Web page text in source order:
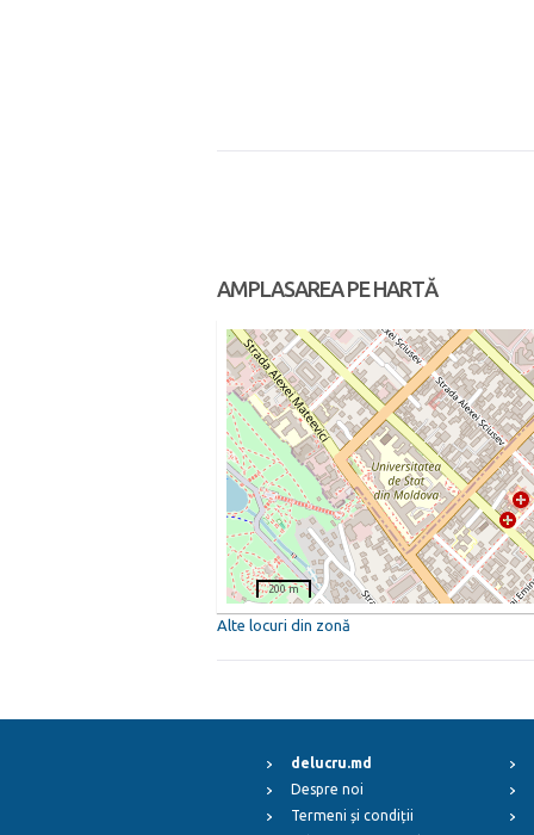
AMPLASAREA PE HARTĂ
200 m
Alte locuri din zonă
delucru.md
Despre noi
Termeni și condiții